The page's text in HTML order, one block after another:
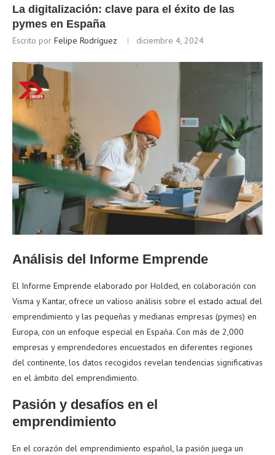
La digitalización: clave para el éxito de las
pymes en España
Escrito por Felipe Rodríguez diciembre 4, 2024
Análisis del Informe Emprende
El Informe Emprende elaborado por Holded, en colaboración con
Visma y Kantar, ofrece un valioso análisis sobre el estado actual del
emprendimiento y las pequeñas y medianas empresas (pymes) en
Europa, con un enfoque especial en España. Con más de 2,000
empresas y emprendedores encuestados en diferentes regiones
del continente, los datos recogidos revelan tendencias significativas
en el ámbito del emprendimiento.
Pasión y desafíos en el
emprendimiento
En el corazón del emprendimiento español, la pasión juega un